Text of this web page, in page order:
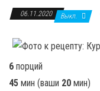
06.11.2020 Выкл.
6 порций
45 мин (ваши 20 мин)